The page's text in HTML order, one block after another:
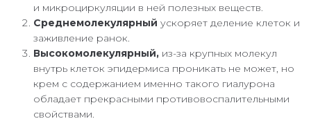
и микроциркуляции в ней полезных веществ.
Среднемолекулярный ускоряет деление клеток и
заживление ранок.
Высокомолекулярный, из-за крупных молекул
внутрь клеток эпидермиса проникать не может, но
крем с содержанием именно такого гиалурона
обладает прекрасными противовоспалительными
свойствами.